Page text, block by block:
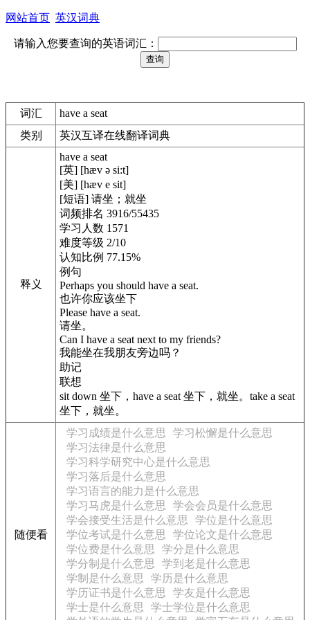
网站首页 英汉词典
请输入您要查询的英语词汇：
词汇
have a seat
类别
英汉互译在线翻译词典
释义
have a seat
[英] [hæv ə si:t]
[美] [hæv e sit]
[短语] 请坐；就坐
词频排名 3916/55435
学习人数 1571
难度等级 2/10
认知比例 77.15%
例句
Perhaps you should have a seat.
也许你应该坐下
Please have a seat.
请坐。
Can I have a seat next to my friends?
我能坐在我朋友旁边吗？
助记
联想
sit down 坐下，have a seat 坐下，就坐。take a seat
坐下，就坐。
随便看
学习成绩是什么意思
学习松懈是什么意思
学习法律是什么意思
学习科学研究中心是什么意思
学习落后是什么意思
学习语言的能力是什么意思
学习马虎是什么意思
学会会员是什么意思
学会接受生活是什么意思
学位是什么意思
学位考试是什么意思
学位论文是什么意思
学位费是什么意思
学分是什么意思
学分制是什么意思
学到老是什么意思
学制是什么意思
学历是什么意思
学历证书是什么意思
学友是什么意思
学士是什么意思
学士学位是什么意思